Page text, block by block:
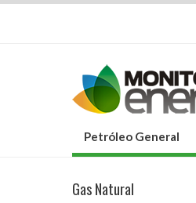
Petróleo General
Gas Natural